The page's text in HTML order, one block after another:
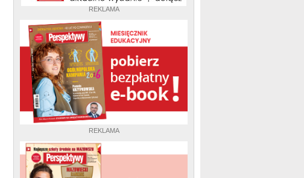
REKLAMA
REKLAMA